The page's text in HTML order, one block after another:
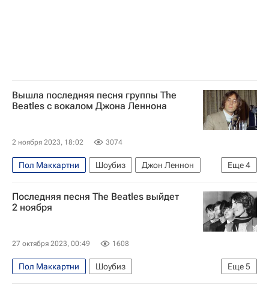
Вышла последняя песня группы The
Beatles с вокалом Джона Леннона
2 ноября 2023, 18:02 3074
Еще4
Пол Маккартни Шоубиз
Джон Леннон
Джордж Харрисон
Нью-Йорк (город)
Новости культуры
Музыка
Последняя песня The Beatles выйдет
2 ноября
27 октября 2023, 00:49 1608
Еще5
Пол Маккартни
Шоубиз
Джордж Харрисон
Джон Леннон